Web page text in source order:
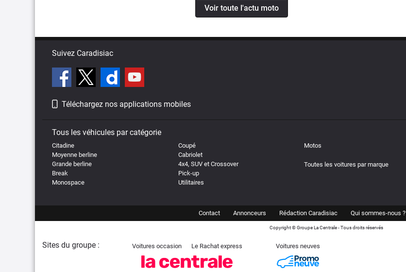
Voir toute l'actu moto
Suivez Caradisiac
Téléchargez nos applications mobiles
Tous les véhicules par catégorie
Citadine
Moyenne berline
Grande berline
Break
Monospace
Coupé
Cabriolet
4x4, SUV et Crossover
Pick-up
Utilitaires
Motos
Toutes les voitures par marque
Contact Annonceurs Rédaction Caradisiac Qui sommes-nous ?
Copyright © Groupe La Centrale - Tous droits réservés
Sites du groupe : Voitures occasion Le Rachat express Voitures neuves